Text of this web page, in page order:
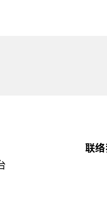
联络